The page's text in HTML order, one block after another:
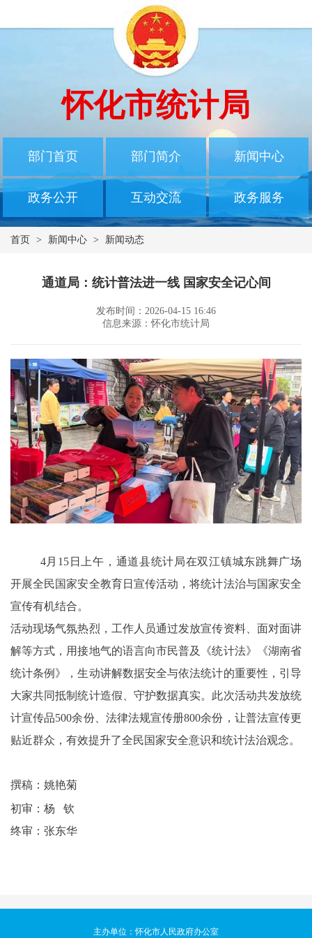
怀化市统计局
部门首页 部门简介 新闻中心
政务公开 互动交流 政务服务
首页 > 新闻中心 > 新闻动态
通道局：统计普法进一线 国家安全记心间
发布时间：2026-04-15 16:46
信息来源：怀化市统计局
4月 15 日上午，通道县统计局在双江镇城东跳舞广场
开展全民国家安全教育日宣传活动，将统计法治与国家安全
宣传有机结合。
活动现场气氛热烈，工作人员通过发放宣传资料、面对面讲
解等方式，用接地气的语言向市民普及《统计法》《湖南省
统计条例》，生动讲解数据安全与依法统计的重要性，引导
大家共同抵制统计造假、守护数据真实。 此次活动共发放统
计宣传品500余份、法律法规宣传册800余份，让普法宣传更
贴近群众，有效提升了全民国家安全意识和统计法治观念。
撰稿：姚艳菊
初审：杨
钦
终审：张东华
主办单位：怀化市人民政府办公室